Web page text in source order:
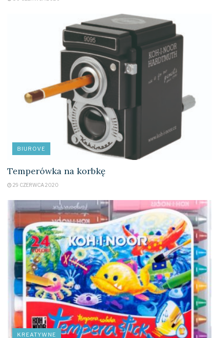
BIUROVE
Temperówka na korbkę
29 CZERWCA 2020
KREATYWNE